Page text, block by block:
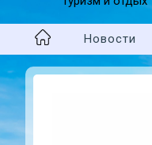
Новости